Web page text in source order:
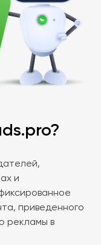
и
приведенного
рекламы в